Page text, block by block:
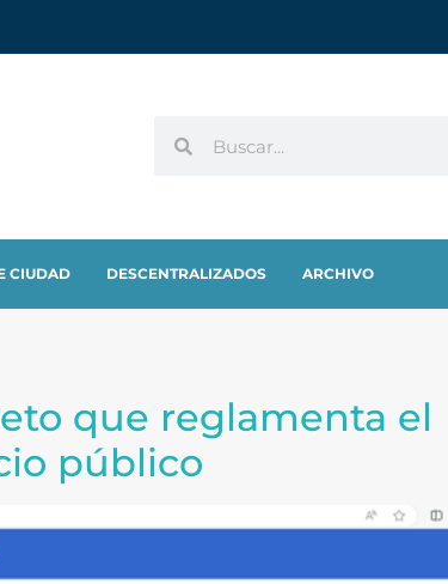
CIUDAD DESCENTRALIZADOS ARCHIVO
que reglamenta el
público